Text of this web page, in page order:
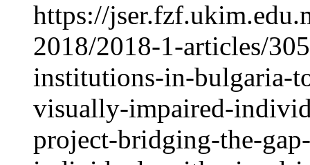
https://
2018/2018-1-articles/
institutions-in-bulgaria-
visually-impaired-
project-bridging-the-